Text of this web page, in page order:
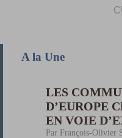
A la Une
LES
D’EUROPE
EN VOIE
François-Olivier